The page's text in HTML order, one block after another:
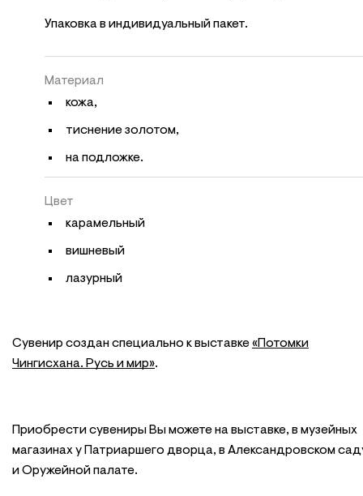
Упаковка в индивидуальный пакет.
Материал
кожа,
тиснение золотом,
на подложке.
Цвет
карамельный
вишневый
лазурный
Сувенир создан специально к выставке«Потомки
Чингисхана. Русь и мир».
Приобрести сувениры Вы можете на выставке, в музейных
магазинах у Патриаршего дворца, в Александровском
и Оружейной палате.